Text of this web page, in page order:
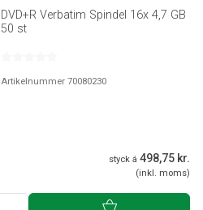
DVD+R Verbatim Spindel 16x 4,7 GB
50 st
Artikelnummer 70080230
styck á 498,75 kr.
(inkl. moms)